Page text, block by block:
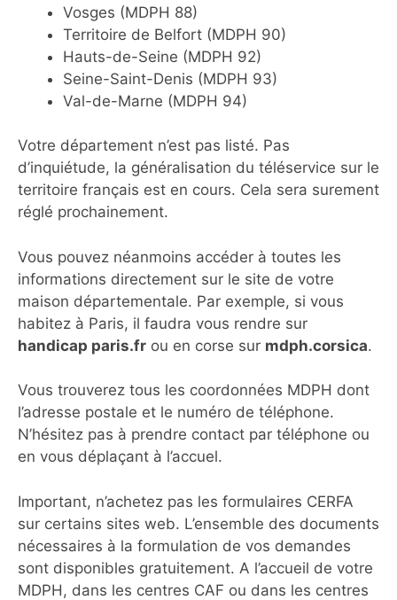
Vosges (MDPH 88)
Territoire de Belfort (MDPH 90)
Hauts-de-Seine (MDPH 92)
Seine-Saint-Denis (MDPH 93)
Val-de-Marne (MDPH 94)
Votre département n’est pas listé. Pas
d’inquiétude, la généralisation du téléservice sur le
territoire français est en cours. Cela sera surement
réglé prochainement.
Vous pouvez néanmoins accéder à toutes les
informations directement sur le site de votre
maison départementale. Par exemple, si vous
habitez à Paris, il faudra vous rendre sur
handicap paris.fr ou en corse sur mdph.corsica.
Vous trouverez tous les coordonnées MDPH dont
l’adresse postale et le numéro de téléphone.
N’hésitez pas à prendre contact par téléphone ou
en vous déplaçant à l’accuel.
Important, n’achetez pas les formulaires CERFA
sur certains sites web. L’ensemble des documents
nécessaires à la formulation de vos demandes
sont disponibles gratuitement. A l’accueil de votre
MDPH, dans les centres CAF ou dans les centres